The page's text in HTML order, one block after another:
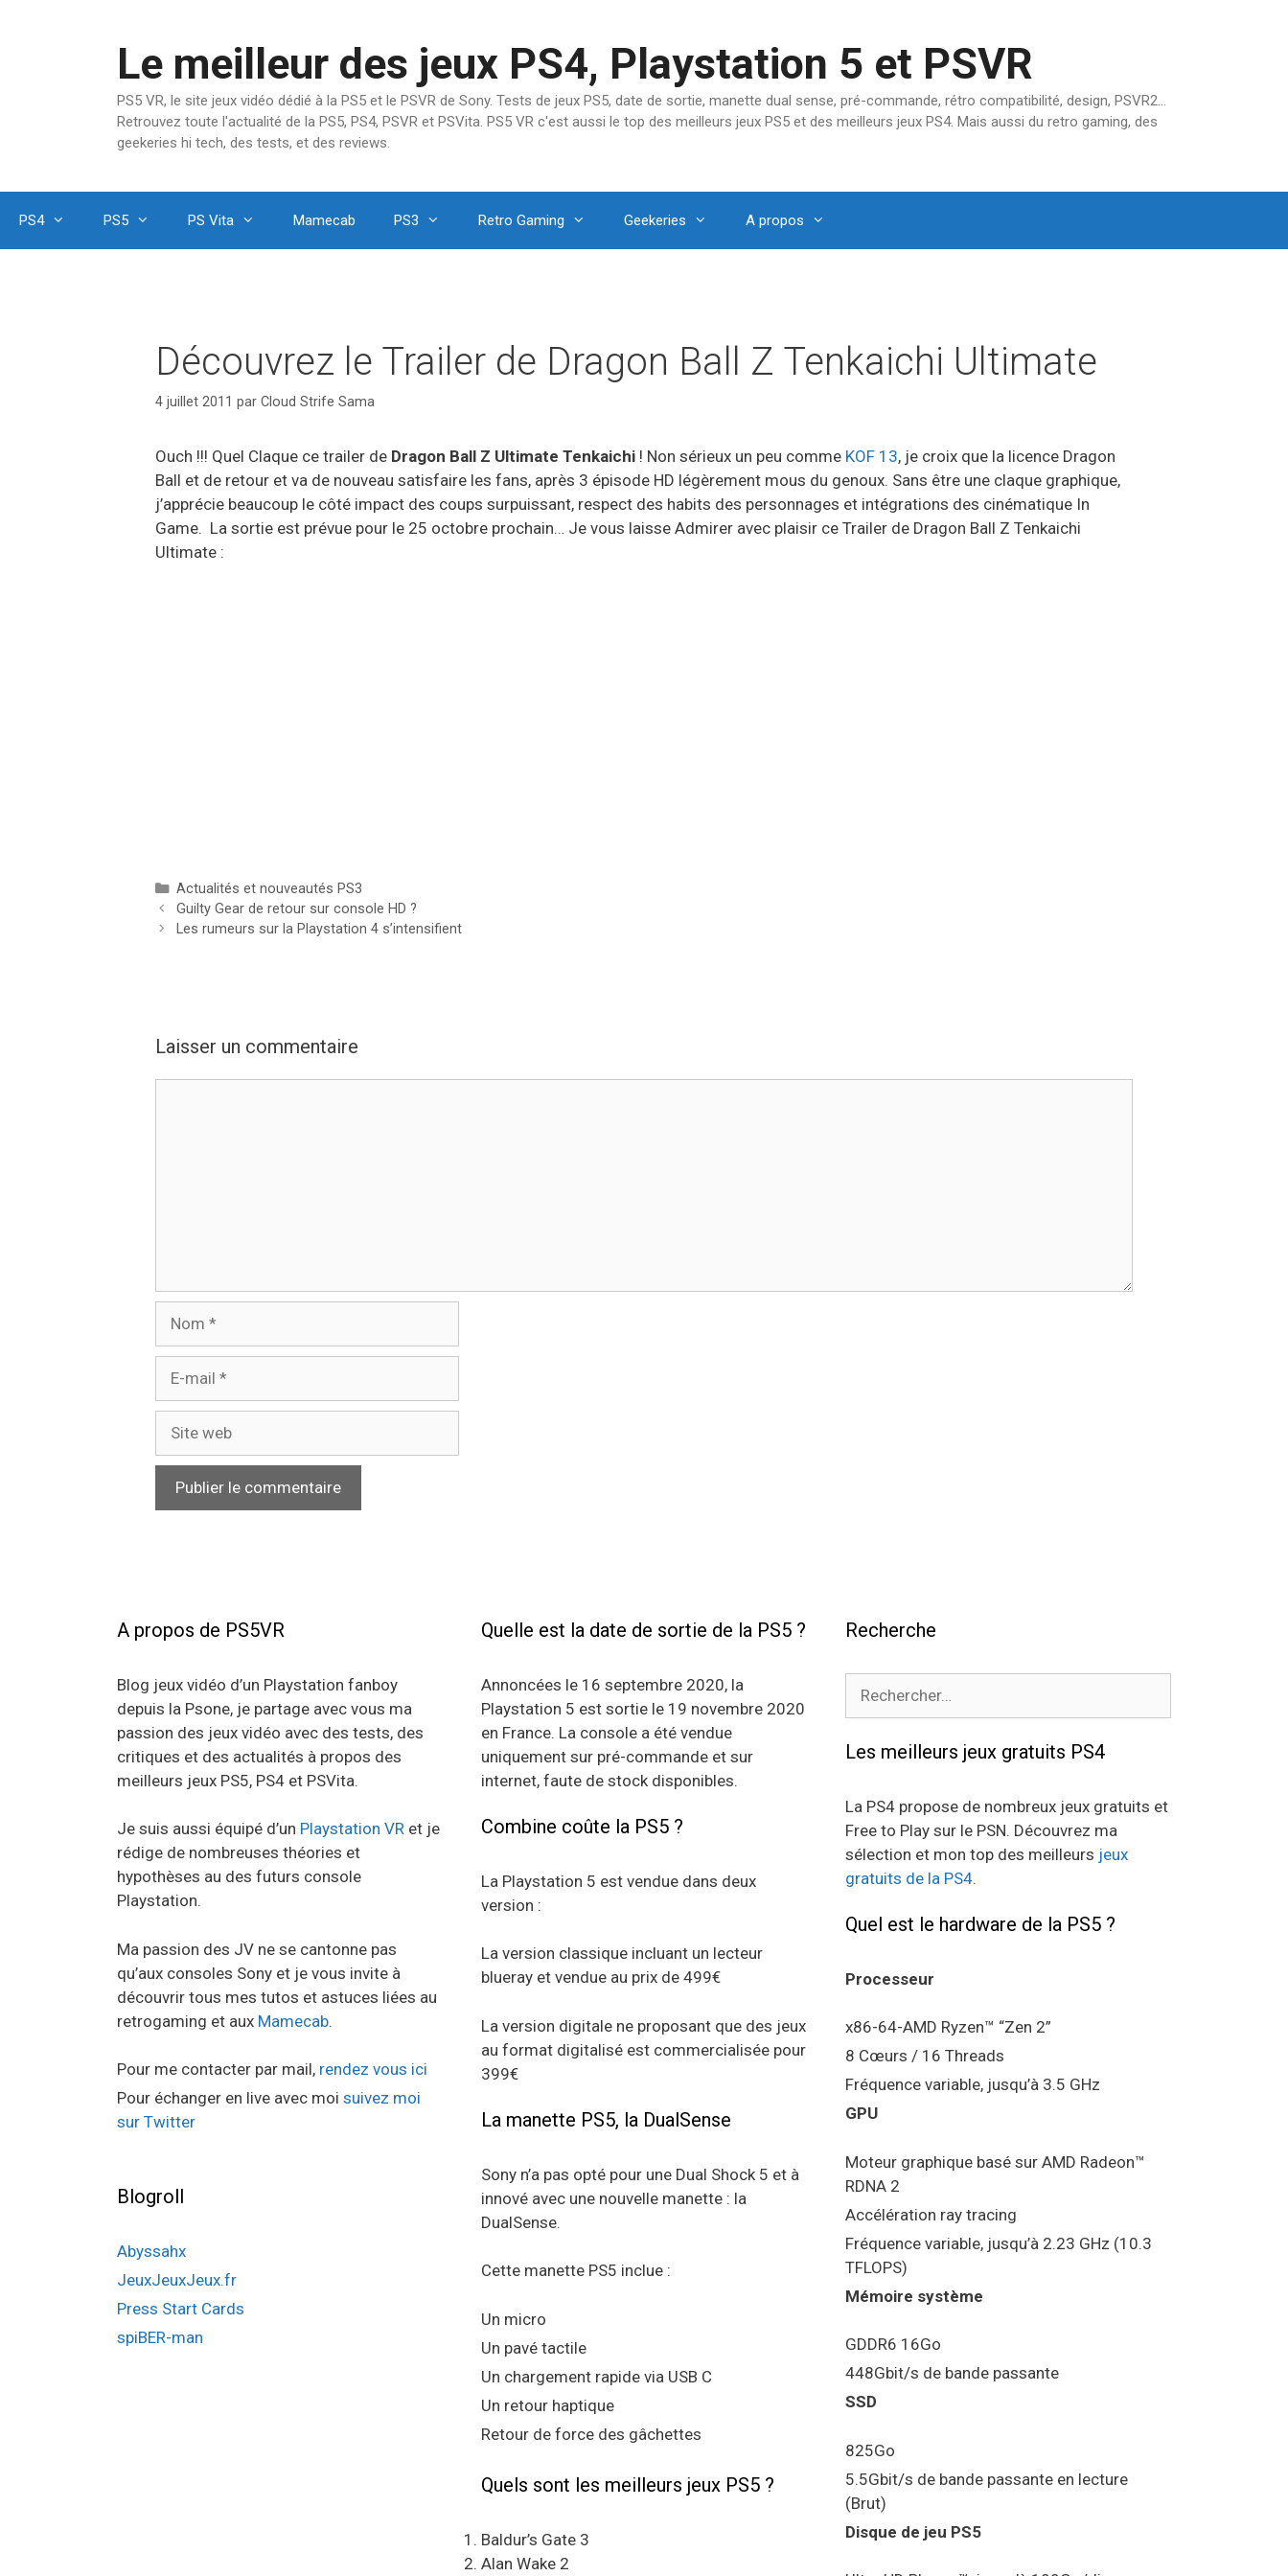
Le meilleur des jeux PS4, Playstation 5 et PSVR
PS5 VR, le site jeux vidéo dédié à la PS5 et le PSVR de Sony. Tests de jeux PS5, date de sortie, manette dual sense, pré-commande, rétro compatibilité, design, PSVR2…
Retrouvez toute l'actualité de la PS5, PS4, PSVR et PSVita. PS5 VR c'est aussi le top des meilleurs jeux PS5 et des meilleurs jeux PS4. Mais aussi du retro gaming, des
geekeries hi tech, des tests, et des reviews.
PS4 PS5 PS Vita Mamecab PS3 Retro Gaming Geekeries A propos
Découvrez le Trailer de Dragon Ball Z Tenkaichi Ultimate
4 juillet 2011 par Cloud Strife Sama
Ouch !!! Quel Claque ce trailer de Dragon Ball Z Ultimate Tenkaichi ! Non sérieux un peu comme KOF 13, je croix que la licence Dragon
Ball et de retour et va de nouveau satisfaire les fans, après 3 épisode HD légèrement mous du genoux. Sans être une claque graphique,
j’apprécie beaucoup le côté impact des coups surpuissant, respect des habits des personnages et intégrations des cinématique In
Game. La sortie est prévue pour le 25 octobre prochain… Je vous laisse Admirer avec plaisir ce Trailer de Dragon Ball Z Tenkaichi
Ultimate :
Catégories
Actualités et nouveautés PS3
Guilty Gear de retour sur console HD ?
Les rumeurs sur la Playstation 4 s’intensifient
Laisser un commentaire
mail
web
A propos de PS5VR
Blog jeux vidéo d’un Playstation fanboy
depuis la Psone, je partage avec vous ma
passion des jeux vidéo avec des tests, des
critiques et des actualités à propos des
meilleurs jeux PS5, PS4 et PSVita.
Je suis aussi équipé d’un Playstation VR et je
rédige de nombreuses théories et
hypothèses au des futurs console
Playstation.
Ma passion des JV ne se cantonne pas
qu’aux consoles Sony et je vous invite à
découvrir tous mes tutos et astuces liées au
retrogaming et aux Mamecab.
Pour me contacter par mail, rendez vous ici
Pour échanger en live avec moi suivez moi
sur Twitter
Blogroll
Abyssahx
JeuxJeuxJeux.fr
Press Start Cards
spiBER-man
Quelle est la date de sortie de la PS5 ?
Annoncées le 16 septembre 2020, la
Playstation 5 est sortie le 19 novembre 2020
en France. La console a été vendue
uniquement sur pré-commande et sur
internet, faute de stock disponibles.
Combine coûte la PS5 ?
La Playstation 5 est vendue dans deux
version :
La version classique incluant un lecteur
blueray et vendue au prix de 499€
La version digitale ne proposant que des jeux
au format digitalisé est commercialisée pour
399€
La manette PS5, la DualSense
Sony n’a pas opté pour une Dual Shock 5 et à
innové avec une nouvelle manette : la
DualSense.
Cette manette PS5 inclue :
Un micro
Un pavé tactile
Un chargement rapide via USB C
Un retour haptique
Retour de force des gâchettes
Quels sont les meilleurs jeux PS5 ?
Baldur’s Gate 3
Alan Wake 2
Recherche
Les meilleurs jeux gratuits PS4
La PS4 propose de nombreux jeux gratuits et
Free to Play sur le PSN. Découvrez ma
sélection et mon top des meilleurs jeux
gratuits de la PS4.
Quel est le hardware de la PS5 ?
Processeur
x86-64-AMD Ryzen™ “Zen 2”
8 Cœurs / 16 Threads
Fréquence variable, jusqu’à 3.5 GHz
GPU
Moteur graphique basé sur AMD Radeon™
RDNA 2
Accélération ray tracing
Fréquence variable, jusqu’à 2.23 GHz (10.3
TFLOPS)
Mémoire système
GDDR6 16Go
448Gbit/s de bande passante
SSD
825Go
5.5Gbit/s de bande passante en lecture
(Brut)
Disque de jeu PS5